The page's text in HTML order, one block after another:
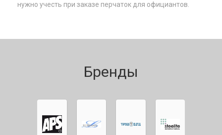
нужно учесть при заказе перчаток для официантов.
Бренды